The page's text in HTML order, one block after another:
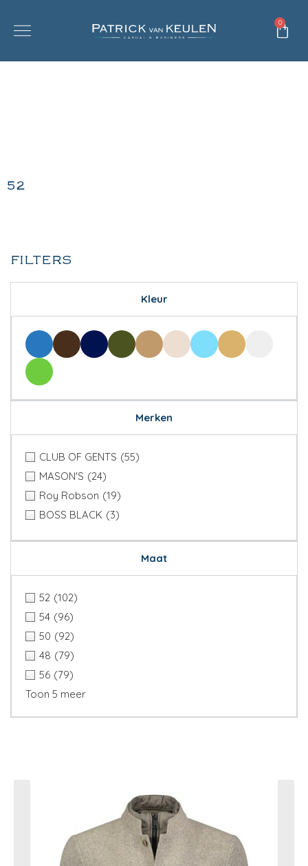
0
52
FILTERS
Kleur
Merken
CLUB OF GENTS (55)
MASON'S (24)
Roy Robson (19)
BOSS BLACK (3)
Maat
52 (102)
54 (96)
50 (92)
48 (79)
56 (79)
Toon 5 meer